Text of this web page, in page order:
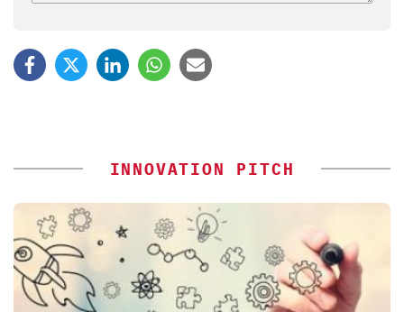
INNOVATION PITCH